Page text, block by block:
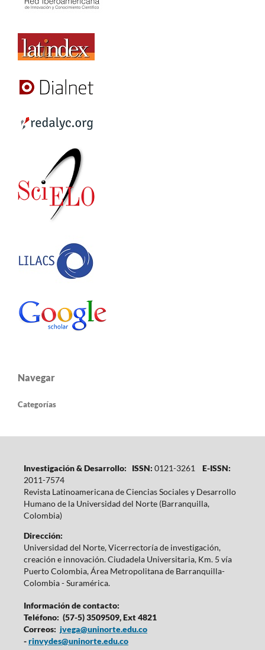
Navegar
Categorías
Investigación & Desarrollo: ISSN: 0121-3261
E-ISSN:
2011-7574
Revista Latinoamericana de Ciencias Sociales y Desarrollo
Humano de la Universidad del Norte (Barranquilla,
Colombia)
Dirección:
Universidad del Norte, Vicerrectoría de investigación,
creación e innovación. Ciudadela Universitaria, Km. 5 vía
Puerto Colombia, Área Metropolitana de Barranquilla-
Colombia - Suramérica.
Información de contacto:
Teléfono: (57-5) 3509509, Ext 4821
Correos: jvega@uninorte.edu.co
-rinvydes@uninorte.edu.co